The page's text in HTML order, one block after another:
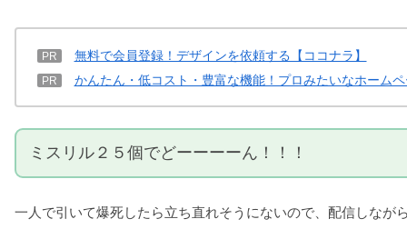
PR 無料で会員登録！デザインを依頼する【ココナラ】
PR かんたん・低コスト・豊富な機能！プロみたいなホーム
ミスリル２５個でどーーーーん！！！
一人で引いて爆死したら立ち直れそうにないので、配信しなが